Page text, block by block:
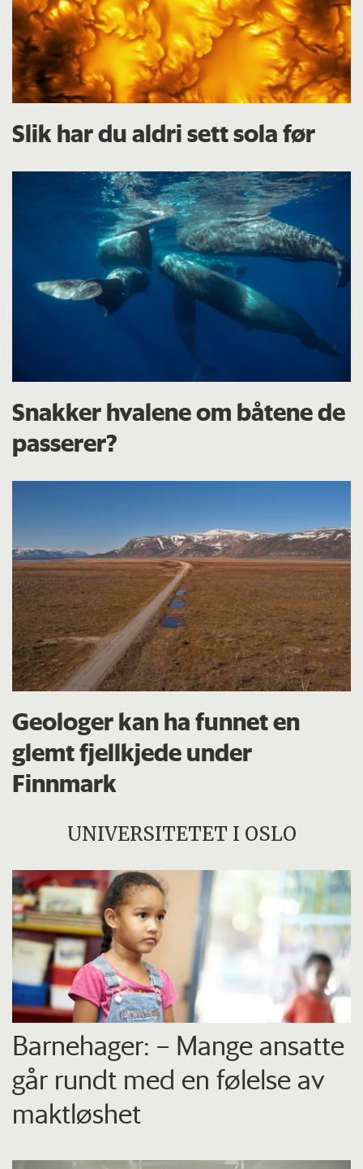
Slik har du aldri sett sola før
Snakker hvalene om båtene de
passerer?
Geologer kan ha funnet en
glemt fjellkjede under
Finnmark
UNIVERSITETET I OSLO
Barnehager: – Mange ansatte
går rundt med en følelse av
maktløshet